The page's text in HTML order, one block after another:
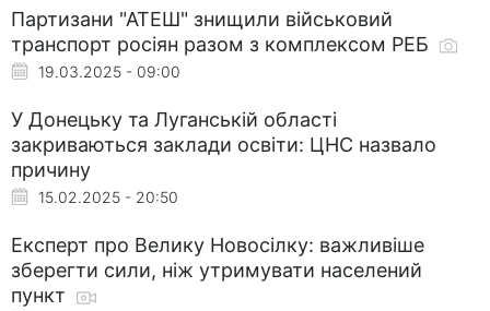
Партизани "АТЕШ" знищили військовий
транспорт росіян разом з комплексом РЕБ
19.03.2025 - 09:00
У Донецьку та Луганській області
закриваються заклади освіти: ЦНС назвало
причину
15.02.2025 - 20:50
Експерт про Велику Новосілку: важливіше
зберегти сили, ніж утримувати населений
пункт